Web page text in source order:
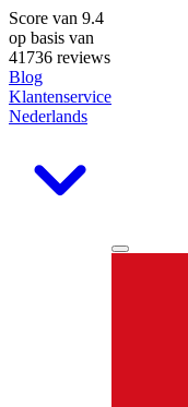
Score van 9.4
op basis van
41736 reviews
Blog
Klantenservice
Nederlands